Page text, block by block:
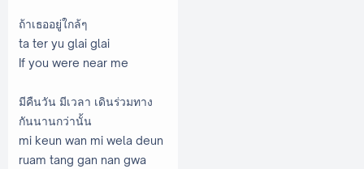
ถ้าเธออยู่ใกล้ๆ
ta ter yu glai glai
If you were near me
มีคืนวัน มีเวลา เดินร่วมทาง
กันนานกว่านั้น
mi keun wan mi wela deun
ruam tang gan nan gwa